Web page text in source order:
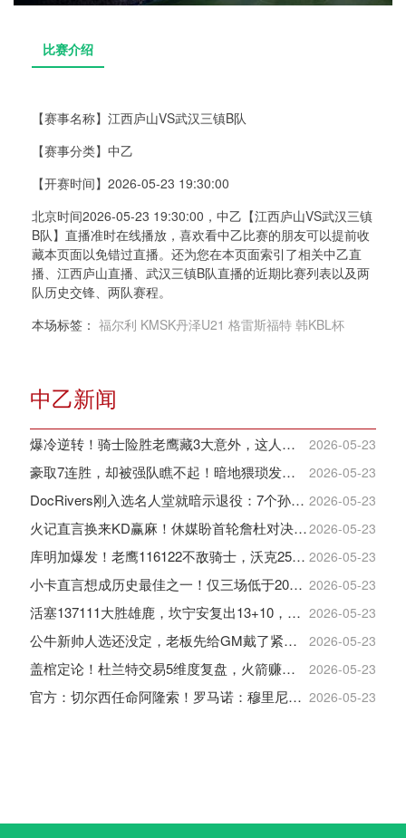
比赛介绍
【赛事名称】 江西庐山VS武汉三镇B队
【赛事分类】 中乙
【开赛时间】 2026-05-23 19:30:00
北京时间2026-05-23 19:30:00，中乙【江西庐山VS武汉三镇
B队】直播准时在线播放，喜欢看中乙比赛的朋友可以提前收
藏本页面以免错过直播。还为您在本页面索引了相关中乙直
播、江西庐山直播、武汉三镇B队直播的近期比赛列表以及两
队历史交锋、两队赛程。
本场标签： 福尔利 KMSK丹泽U21 格雷斯福特 韩KBL杯
中乙新闻
爆冷逆转！骑士险胜老鹰藏3大意外，这人彻底沦为季后赛鸡肋 2026-05-23
豪取7连胜，却被强队瞧不起！暗地猥琐发育，雷霆卫冕的劲敌来了 2026-05-23
DocRivers刚入选名人堂就暗示退役：7个孙辈等不起了 2026-05-23
火记直言换来KD赢麻！休媒盼首轮詹杜对决：湖人内部生嫌隙利火箭2026-05-23
库明加爆发！老鹰116122不敌骑士，沃克25+4+2+2，约翰逊12+11+6 2026-05-23
小卡直言想成历史最佳之一！仅三场低于20+入巅峰保底最佳三阵 2026-05-23
活塞137111大胜雄鹿，坎宁安复出13+10，杜伦21分9板 2026-05-23
公牛新帅人选还没定，老板先给GM戴了紧箍咒 2026-05-23
盖棺定论！杜兰特交易5维度复盘，火箭赚大了，太阳只赢在未来 2026-05-23
官方：切尔西任命阿隆索！罗马诺：穆里尼奥对重返皇马感到激动！ 2026-05-23